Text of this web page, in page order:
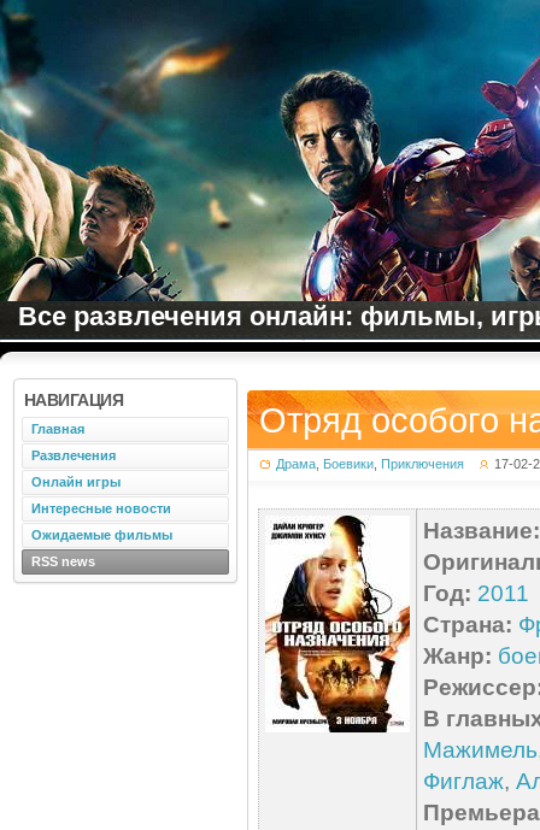
Все развлечения онлайн: фильмы,
Отряд особого
Драма Боевики Приключения 17-02-
Название:
Год: 2011
Страна:
Жанр:
В
Мажимель
Фиглаж,
НАВИГАЦИЯ
Главная
Развлечения
Онлайн игры
Интересные новости
Ожидаемые фильмы
RSS news